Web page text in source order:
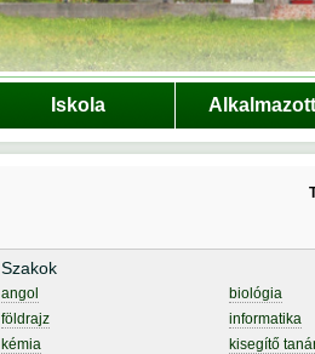
Iskola
Szakok
angol
biológia
földrajz
informatika
kémia
kisegítő